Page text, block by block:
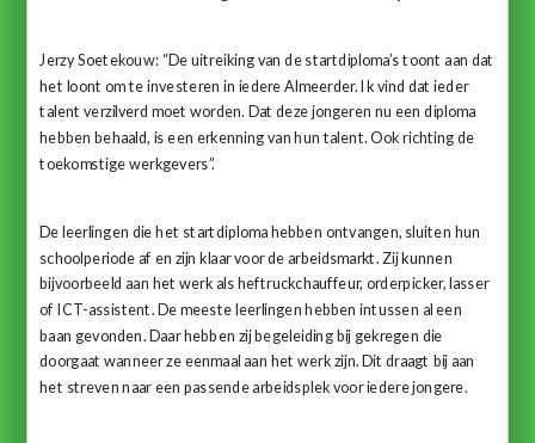
Jerzy Soetekouw: “De uitreiking van de startdiploma’s toont aan dat
het loont om te investeren in iedere Almeerder. Ik vind dat ieder
talent verzilverd moet worden. Dat deze jongeren nu een diploma
hebben behaald, is een erkenning van hun talent. Ook richting de
toekomstige werkgevers”.
De leerlingen die het startdiploma hebben ontvangen, sluiten hun
schoolperiode af en zijn klaar voor de arbeidsmarkt. Zij kunnen
bijvoorbeeld aan het werk als heftruckchauffeur, orderpicker, lasser
of ICT-assistent. De meeste leerlingen hebben intussen al een
baan gevonden. Daar hebben zij begeleiding bij gekregen die
doorgaat wanneer ze eenmaal aan het werk zijn. Dit draagt bij aan
het streven naar een passende arbeidsplek voor iedere jongere.